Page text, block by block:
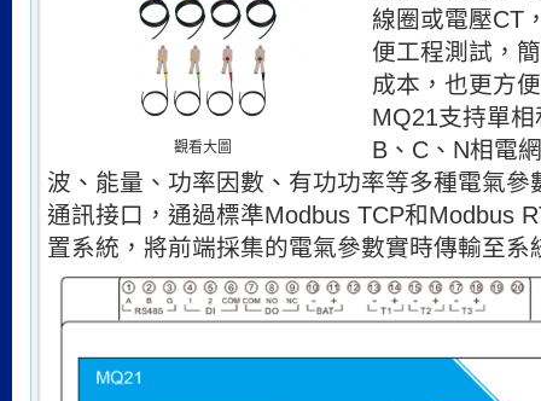
觀看大圖
線圈或電壓CT
便工程測試，
成本，也更方
MQ21支持單
B、C、N相電
波、能量、功率因數、有功功率等多種電氣參
通訊接口，通過標準Modbus TCP和Modbus
置系統，將前端採集的電氣參數實時傳輸至系